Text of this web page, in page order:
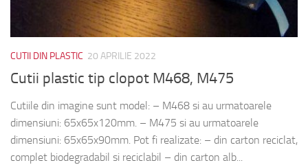
CUTII DIN PLASTIC 20 APRILIE 2022
Cutii plastic tip clopot M468, M475
Cutiile din imagine sunt model: – M468 si au urmatoarele
dimensiuni: 65x65x120mm. – M475 si au urmatoarele
dimensiuni: 65x65x90mm. Pot fi realizate: – din carton reciclat,
complet biodegradabil si reciclabil – din carton alb...